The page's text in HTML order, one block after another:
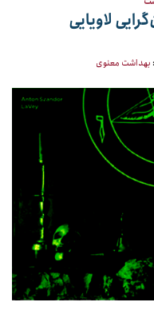
لاویایی
بهداشت معنوی